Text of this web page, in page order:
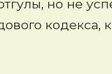
но не
кодекса,